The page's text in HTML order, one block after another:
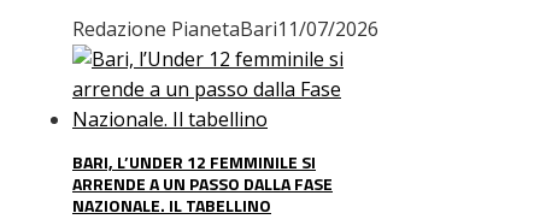
Redazione PianetaBari11/07/2026
BARI, L’UNDER 12 FEMMINILE SI
ARRENDE A UN PASSO DALLA FASE
NAZIONALE. IL TABELLINO